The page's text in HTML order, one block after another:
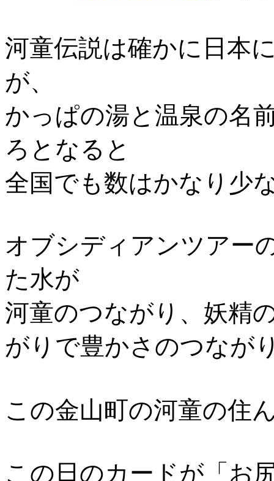
河童伝説は確かに日本
が、
かっぱの湯と温泉の名
ろとなると
全国でも数はかなり少
オブシディアンツアー
た水が
河童のつながり、妖精
がりで豊かさのつなが
この金山町の河童の住
この日のカードが「お